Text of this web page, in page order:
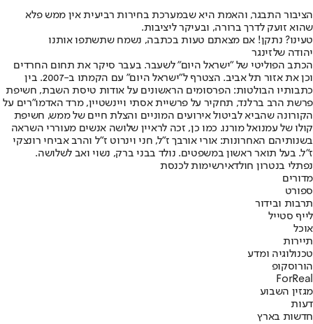
הציבור התבגר, והאמת היא שבמערכת בחירות רביעית אין ממש פלא
שהוא זועק לדרך ברורה, ובעיקר ליציבות.
טעינו? נתקן! אם מצאתם טעות בכתבה, נשמח שתשתפו אותנו
יהודה שלזינגר
הכתב הפוליטי של "ישראל היום" לשעבר. בעבר סיקר את תחום החרדים
וכן את אזור תל אביב. הצטרף ל"ישראל היום" עם הקמתו ב-2007. בין
כתבותיו הבולטות: הפרסומים הראשונים על אודות טיסת השבת, חשיפת
פרשת הרב ברלנד, תחקיר על פרשיית אסתי ויינשטיין, מרד האדמו"רים על
הקורונה שהביא לביטול אירועים המוניים והצלת חיים של ממש, חשיפת
קולו של עמנואל מורנו. כמו כן, זכה לראיין שלושה אנשים מעוררי השראה
בשנותיהם האחרונות: אורי אורבך ז"ל, חני וינרוט ז"ל והרב אביחי רונצקי
ז"ל. בעל תואר ראשון במשפטים. נולד בבני ברק, נשוי ואב לשלושה.
נפתלי בנטרון חולדאירשימות לכנסת
מדורים
ספורט
תרבות ובידור
לייף סטייל
אוכל
תיירות
טכנולוגיה ומדע
הורוסקופ
ForReal
מגזין השבוע
דעות
חדשות בארץ